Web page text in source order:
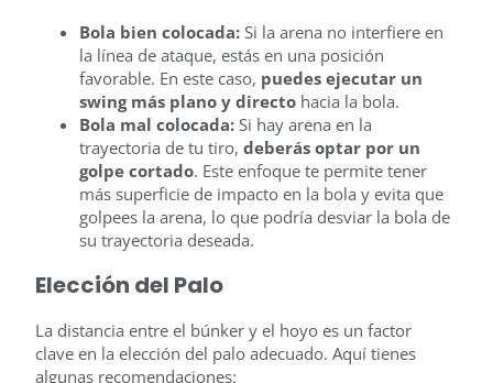
Bola bien colocada: Si la arena no interfiere en
la línea de ataque, estás en una posición
favorable. En este caso, puedes ejecutar un
swing más plano y directo hacia la bola.
Bola mal colocada: Si hay arena en la
trayectoria de tu tiro, deberás optar por un
golpe cortado. Este enfoque te permite tener
más superficie de impacto en la bola y evita que
golpees la arena, lo que podría desviar la bola de
su trayectoria deseada.
Elección del Palo
La distancia entre el búnker y el hoyo es un factor
clave en la elección del palo adecuado. Aquí tienes
algunas recomendaciones: